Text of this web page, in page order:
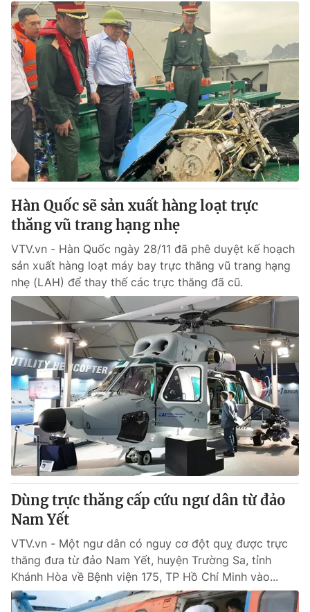
Hàn Quốc sẽ sản xuất hàng loạt trực
thăng vũ trang hạng nhẹ
VTV.vn - Hàn Quốc ngày 28/11 đã phê duyệt kế hoạch
sản xuất hàng loạt máy bay trực thăng vũ trang hạng
nhẹ (LAH) để thay thế các trực thăng đã cũ.
Dùng trực thăng cấp cứu ngư dân từ đảo
Nam Yết
VTV.vn - Một ngư dân có nguy cơ đột quỵ được trực
thăng đưa từ đảo Nam Yết, huyện Trường Sa, tỉnh
Khánh Hòa về Bệnh viện 175, TP Hồ Chí Minh vào...